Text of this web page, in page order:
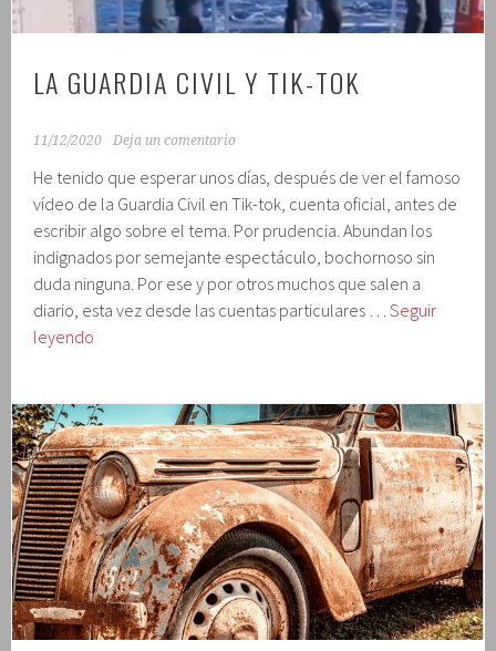
LA GUARDIA CIVIL Y TIK-TOK
11/12/2020 Deja un comentario
He tenido que esperar unos días, después de ver el famoso
vídeo de la Guardia Civil en Tik-tok, cuenta oficial, antes de
escribir algo sobre el tema. Por prudencia. Abundan los
indignados por semejante espectáculo, bochornoso sin
duda ninguna. Por ese y por otros muchos que salen a
diario, esta vez desde las cuentas particulares …Seguir
leyendo
Y
TIK-
TOK